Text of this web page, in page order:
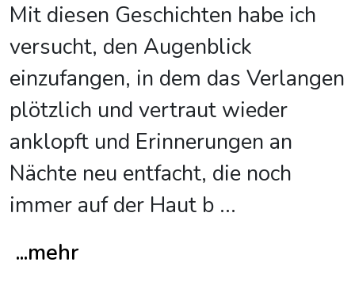
Mit diesen Geschichten habe ich
versucht, den Augenblick
einzufangen, in dem das Verlangen
plötzlich und vertraut wieder
anklopft und Erinnerungen an
Nächte neu entfacht, die noch
immer auf der Haut b ...
...mehr